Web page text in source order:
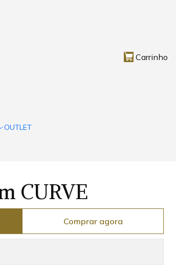
Carrinho
OUTLET
CURVE
Comprar agora